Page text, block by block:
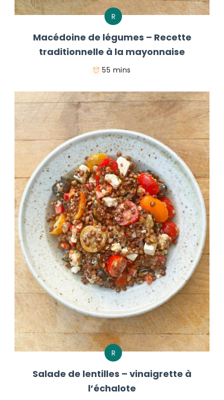
R
Macédoine de légumes – Recette
traditionnelle à la mayonnaise
55 mins
R
Salade de lentilles – vinaigrette à
l’échalote